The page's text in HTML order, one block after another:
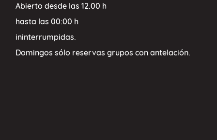
Abierto desde las 12.00 h
hasta las 00:00 h
ininterrumpidas.
Domingos sólo reservas grupos con antelación.